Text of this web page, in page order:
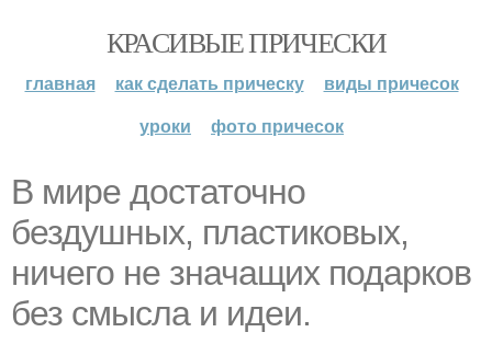
КРАСИВЫЕ ПРИЧЕСКИ
главная как сделать прическу
виды причесок
уроки
фото причесок
В мире достаточно
бездушных, пластиковых,
ничего не значащих подарков
без смысла и идеи.